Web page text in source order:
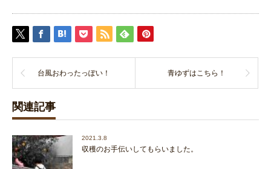
台風おわったっぽい！ 青ゆずはこちら！
関連記事
2021.3.8
収穫のお手伝いしてもらいました。